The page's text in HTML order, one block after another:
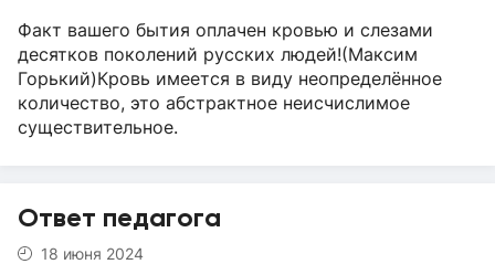
Факт вашего бытия оплачен кровью и слезами
десятков поколений русских людей!(Максим
Горький)Кровь имеется в виду неопределённое
количество, это абстрактное неисчислимое
существительное.
Ответ педагога
18 июня 2024